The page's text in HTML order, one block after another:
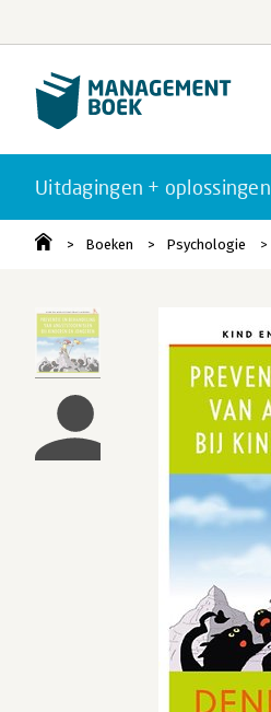
Uitdagingen + oplossingen
Boeken Psychologie